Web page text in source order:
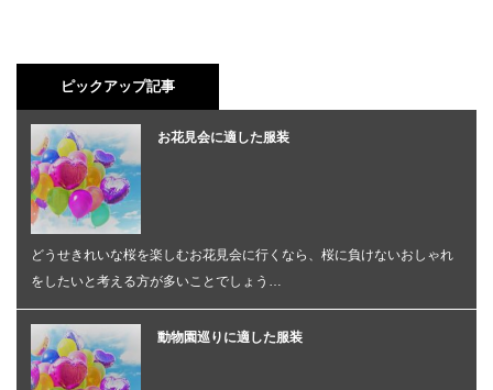
ピックアップ記事
お花見会に適した服装
どうせきれいな桜を楽しむお花見会に行くなら、桜に負けないおしゃれ
をしたいと考える方が多いことでしょう…
動物園巡りに適した服装